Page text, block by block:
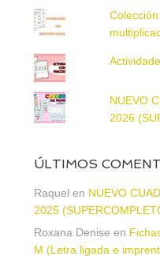
NUEVO
2026
ÚLTIMOS
Raquel en NUEVO
2025
Roxana Denise en
M (Letra ligada e